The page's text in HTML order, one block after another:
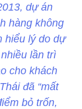
dự án
hàng không
hiểu lý do dự
lần trì
cho khách
đã “mất
bỏ trốn,